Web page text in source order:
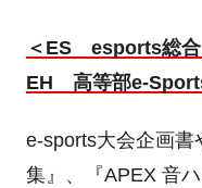
＜ES esports総合
EH 高等部e-
e-sports大会企画書
集』、『APEX 音